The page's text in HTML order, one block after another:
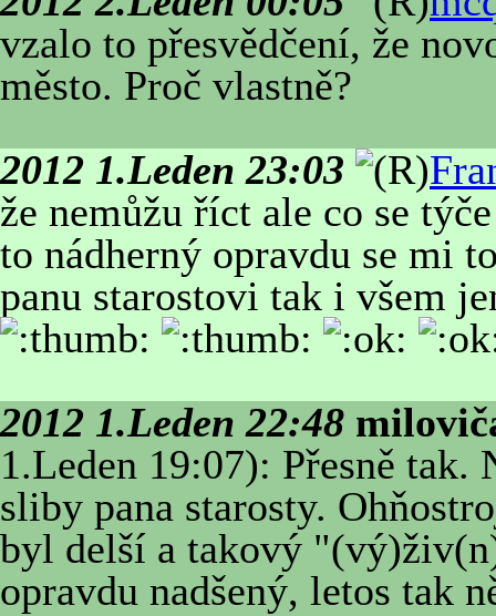
vzalo to přesvědčení, že
město. Proč vlastně?
2012 1.Leden 23:03
že nemůžu říct ale co se
to nádherný opravdu se mi
panu starostovi tak i všem
2012 1.Leden 22:48
1.Leden 19:07): Přesně
sliby pana starosty.
byl delší a takový
opravdu nadšený, letos tak